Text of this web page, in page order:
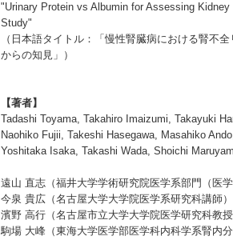
"Urinary Protein vs Albumin for Assessing
Study"
（日本語タイトル：「慢性腎臓病における腎不
からの知見」）
【著者】
Tadashi Toyama, Takahiro Imaizumi, Takayuki
Naohiko Fujii, Takeshi Hasegawa, Masahiko
Yoshitaka Isaka, Takashi Wada, Shoichi
遠山 直志（福井大学学術研究院医学系部門（医
今泉 貴広（名古屋大学大学院医学系研究科講師）
濱野 高行（名古屋市立大学大学院医学研究科教授
駒場 大峰（東海大学医学部医学科内科学系腎内分